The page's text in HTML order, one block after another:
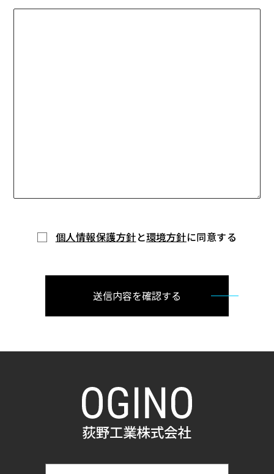
個人情報保護方針と環境方針に同意する
送信内容を確認する